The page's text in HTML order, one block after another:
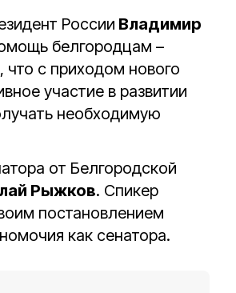
России Владимир
белгородцам –
что с приходом нового
участие в развитии
необходимую
от Белгородской
Рыжков. Спикер
постановлением
как сенатора.